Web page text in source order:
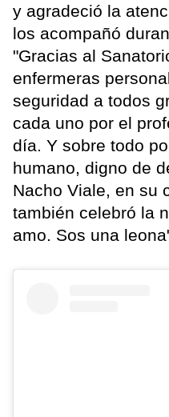
y agradeció la
los acompañó
"Gracias al
enfermeras
seguridad a todos
cada uno por el
día. Y sobre todo
humano, digno de
Nacho Viale, en su
también celebró la
amo. Sos una